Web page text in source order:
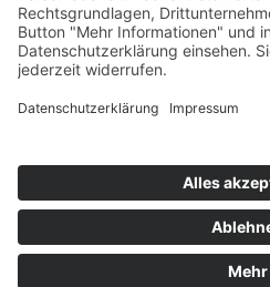
© 2026 Franz Henke